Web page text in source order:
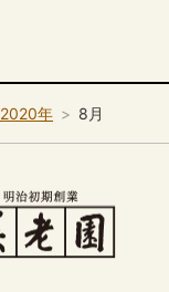
2020年 8月